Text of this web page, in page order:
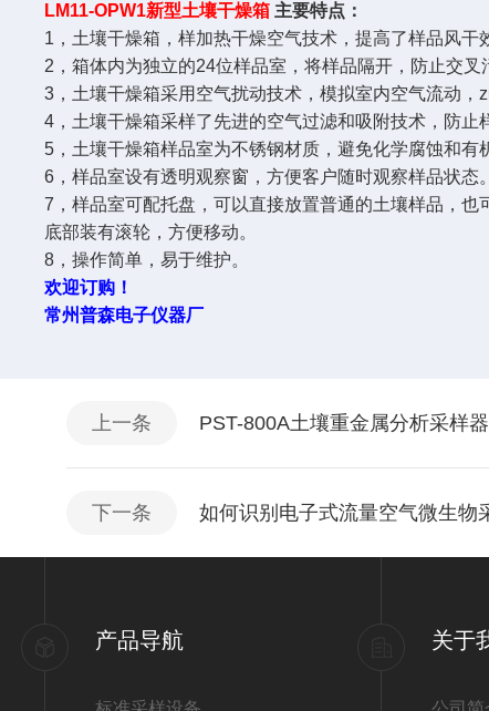
LM11-OPW1新型土壤干燥箱 主要特点：
1，土壤干燥箱，样加热干燥空气技术，提高了样品风干
2，箱体内为独立的24位样品室，将样品隔开，防止交叉
3，土壤干燥箱采用空气扰动技术，模拟室内空气流动
4，土壤干燥箱采样了先进的空气过滤和吸附技术，防止
5，土壤干燥箱样品室为不锈钢材质，避免化学腐蚀和有
6，样品室设有透明观察窗，方便客户随时观察样品状态
7，样品室可配托盘，可以直接放置普通的土壤样品，也
底部装有滚轮，方便移动。
8，操作简单，易于维护。
欢迎订购！
常州普森电子仪器厂
上一条 PST-800A土壤重金属分析采样
下一条 如何识别电子式流量空气微生物
产品导航 关于